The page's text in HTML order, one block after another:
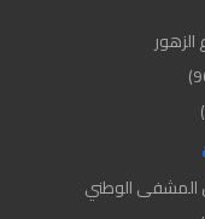
المشفى الوطني